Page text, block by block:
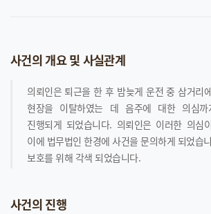
사건의 개요 및 사실관계
의뢰인은 퇴근을 한 후 밤늦게 운전 중 삼거리
현장을 이탈하였는 데 음주에 대한 의심까
진행되게 되었습니다. 의뢰인은 이러한 의심
이에 법무법인 한경에 사건을 문의하게 되었습
보호를 위해 각색 되었습니다.
사건의 진행